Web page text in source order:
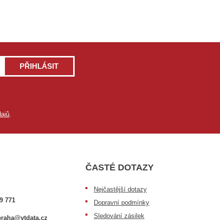
PŘIHLÁSIT
771
ČASTÉ DOTAZY
Nejčastější dotazy
Dopravní podmínky
Sledování zásilek